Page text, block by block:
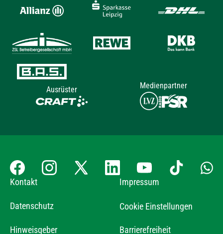
Ausrüster Medienpartner
Kontakt Impressum
Datenschutz Cookie Einstellungen
Hinweisgeber Barrierefreiheit